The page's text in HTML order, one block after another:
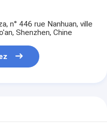
n° 446 rue Nanhuan, ville
Shenzhen, Chine